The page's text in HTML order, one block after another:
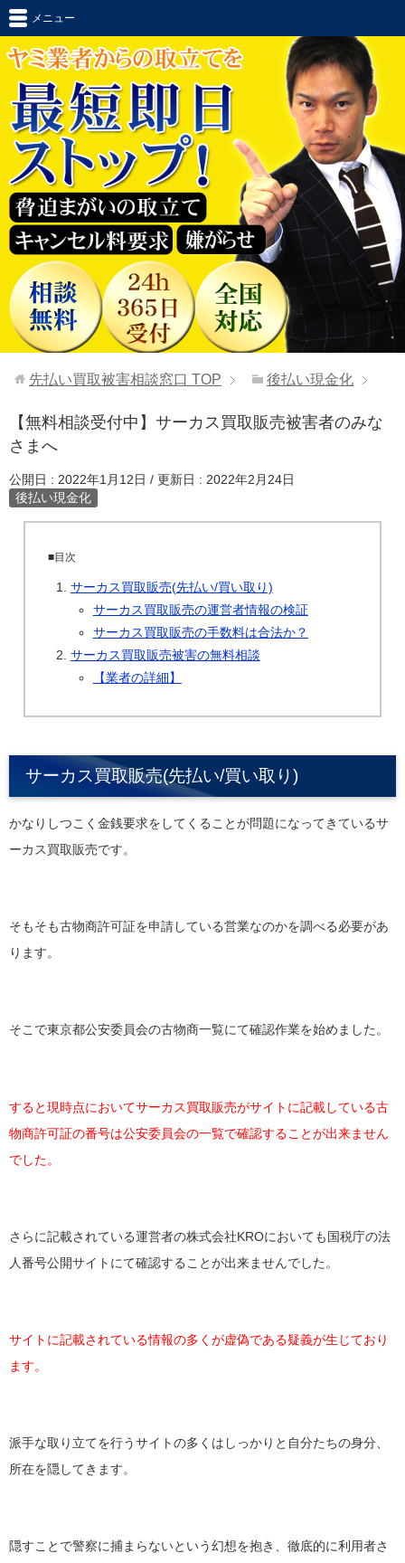
メニュー
先払い買取被害相談窓口 TOP 後払い現金化
【無料相談受付中】サーカス買取販売被害者のみな
さまへ
公開日 : 2022年1月12日 / 更新日 : 2022年2月24日
後払い現金化
■目次
サーカス買取販売(先払い/買い取り)
サーカス買取販売の運営者情報の検証
サーカス買取販売の手数料は合法か？
サーカス買取販売被害の無料相談
【業者の詳細】
サーカス買取販売(先払い/買い取り)
かなりしつこく金銭要求をしてくることが問題になってきているサ
ーカス買取販売です。
そもそも古物商許可証を申請している営業なのかを調べる必要があ
ります。
そこで東京都公安委員会の古物商一覧にて確認作業を始めました。
すると現時点においてサーカス買取販売がサイトに記載している古
物商許可証の番号は公安委員会の一覧で確認することが出来ません
でした。
さらに記載されている運営者の株式会社KROにおいても国税庁の法
人番号公開サイトにて確認することが出来ませんでした。
サイトに記載されている情報の多くが虚偽である疑義が生じており
ます。
派手な取り立てを行うサイトの多くはしっかりと自分たちの身分、
所在を隠してきます。
隠すことで警察に捕まらないという幻想を抱き、徹底的に利用者さ